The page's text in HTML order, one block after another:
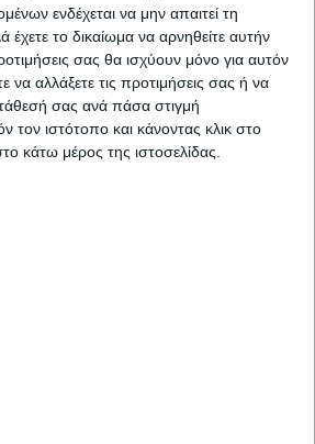
ενδέχεται να μην απαιτεί τη
το δικαίωμα να αρνηθείτε αυτήν
σας θα ισχύουν μόνο για αυτόν
να αλλάξετε τις προτιμήσεις σας ή να
σας ανά πάσα στιγμή
τον ιστότοπο και κάνοντας κλικ στο
κάτω μέρος της ιστοσελίδας.